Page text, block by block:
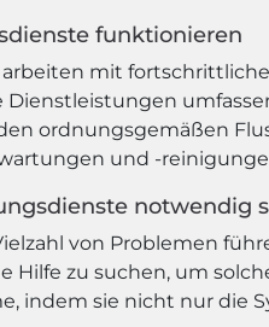
funktionieren
mit
Dienstleistungen
ordnungsgemäßen
und -
notwendig
von Problemen
Hilfe zu suchen, um
indem sie nicht nur die